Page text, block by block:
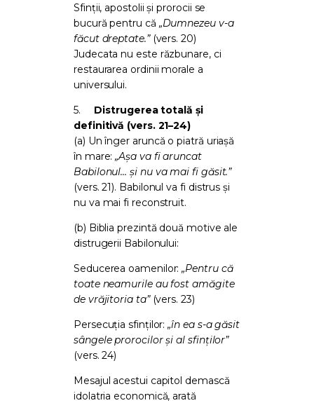
Sfinții, apostolii și prorocii se
bucură pentru că „Dumnezeu v-a
făcut dreptate.”(vers. 20)
Judecata nu este răzbunare, ci
restaurarea ordinii morale a
universului.
5.
Distrugerea totală și
definitivă (vers. 21–24)
(a) Un înger aruncă o piatră uriașă
în mare:„Așa va fi aruncat
Babilonul… și nu va mai fi găsit.”
(vers. 21). Babilonul va fi distrus și
nu va mai fi reconstruit.
(b) Biblia prezintă două motive ale
distrugerii Babilonului:
Seducerea oamenilor:„Pentru că
toate neamurile au fost amăgite
de vrăjitoria ta”(vers. 23)
Persecuția sfinților:„în ea s-a găsit
sângele prorocilor și al sfinților”
(vers. 24)
Mesajul acestui capitol demască
idolatria economică, arată